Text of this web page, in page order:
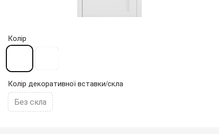
Колір
Колір декоративної вставки/скла
Без скла